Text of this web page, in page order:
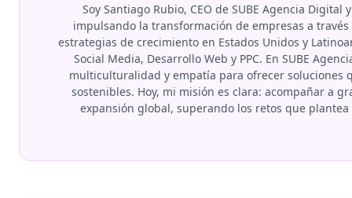
Soy Santiago Rubio, CEO de SUBE Agencia
impulsando la transformación de empresas a
estrategias de crecimiento en Estados Unidos y
Social Media, Desarrollo Web y PPC. En SUBE
multiculturalidad y empatía para ofrecer soluciones
sostenibles. Hoy, mi misión es clara: acompañar a
expansión global, superando los retos que